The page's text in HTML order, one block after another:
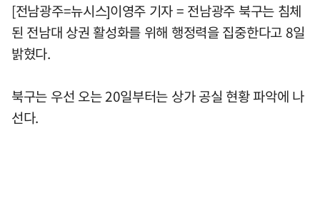
[전남광주=뉴시스]이영주 기자 = 전남광주 북구는 침체
된 전남대 상권 활성화를 위해 행정력을 집중한다고 8일
밝혔다.
북구는 우선 오는 20일부터는 상가 공실 현황 파악에 나
선다.